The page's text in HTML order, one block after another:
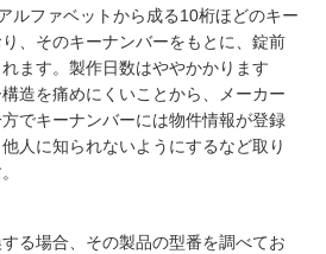
ルファベットから成る10桁ほどのキー
、そのキーナンバーをもとに、錠前
ます。製作日数はややかかります
造を痛めにくいことから、メーカー
でキーナンバーには物件情報が登録
人に知られないようにするなど取り
る場合、その製品の型番を調べてお